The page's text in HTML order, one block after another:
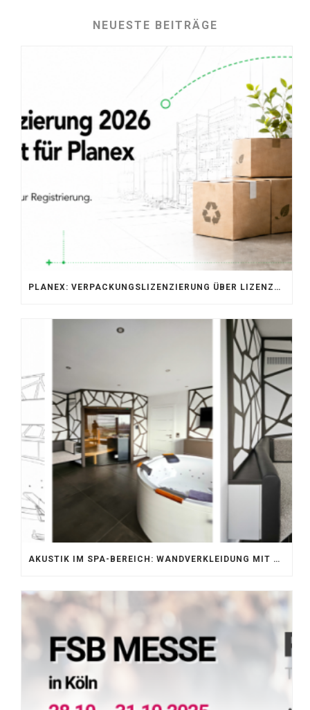
NEUESTE BEITRÄGE
PLANEX: VERPACKUNGSLIZENZIERUNG ÜBER LIZENZERO & LUCID 2026
AKUSTIK IM SPA-BEREICH: WANDVERKLEIDUNG MIT SILENTPROTECT CORE